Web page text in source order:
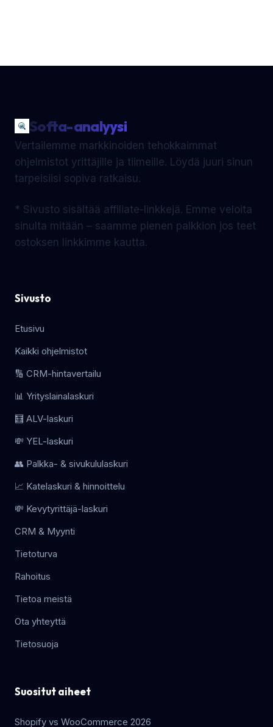
Softa-analyysi
Vertailemme markkinoiden tehokkaimmat
ohjelmistot yrittäjille ja tiimeille. Löydä juuri sinun
tarpeisiisi sopiva ratkaisu.
* Sivusto sisältää affiliate-linkkejä. Emme veloita
sinulta mitään – saamme pienen palkkion jos teet
ostoksen linkkimme kautta.
Sivusto
Etusivu
Kaikki ohjelmistot
🔢 CRM-hintavertailu
📊 Yrityslainalaskuri
🧮 ALV-laskuri
💸 YEL-laskuri
👥 Palkka- & sivukululaskuri
📈 Katelaskuri & hinnoittelu
💸 Kevytyrittäjä-laskuri
CRM & Myynti
Tietoturva
Rahoitus
Tietoa meistä
Ota yhteyttä
Tietosuoja
Suositut aiheet
Shopify vs WooCommerce 2026